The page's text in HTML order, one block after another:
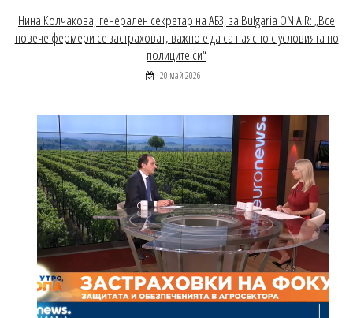
Нина Колчакова, генерален секретар на АБЗ, за Bulgaria ON AIR: „Все
повече фермери се застраховат, важно е да са наясно с условията по
полиците си“
20 май 2026